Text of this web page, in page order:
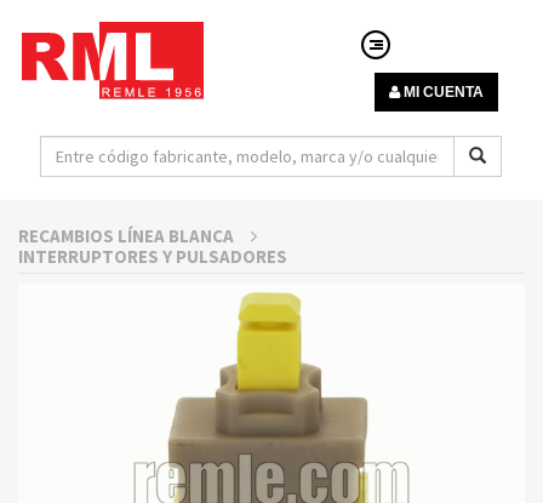
MI CUENTA
RECAMBIOS LÍNEA BLANCA
INTERRUPTORES Y PULSADORES